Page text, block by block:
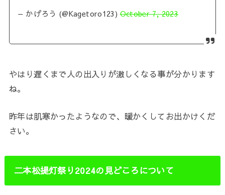
— かげろう (@Kagetoro123)October 7, 2023
やはり遅くまで人の出入りが激しくなる事が分かります
ね。
昨年は肌寒かったようなので、暖かくしてお出かけくだ
さい。
二本松提灯祭り2024の見どころについて